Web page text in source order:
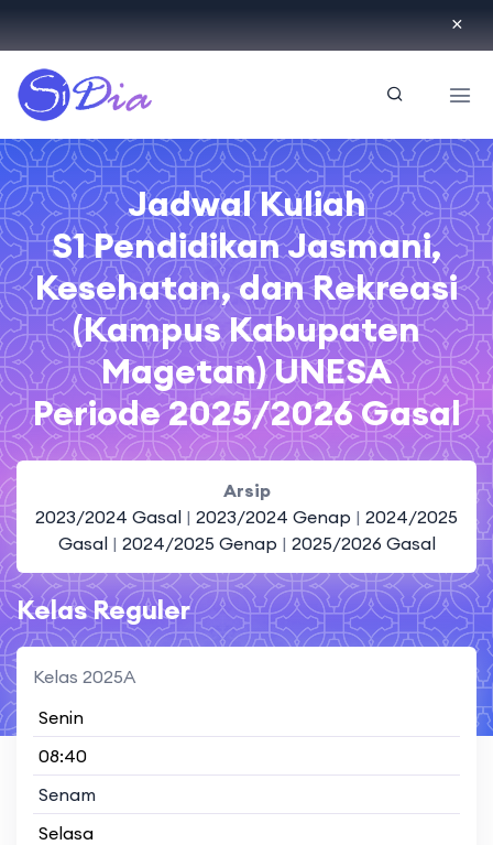
ID
Jadwal Kuliah
S1 Pendidikan Jasmani,
Kesehatan, dan Rekreasi
(Kampus Kabupaten
Magetan) UNESA
Periode 2025/2026 Gasal
Arsip
2023/2024 Gasal | 2023/2024 Genap | 2024/2025
Gasal| 2024/2025 Genap | 2025/2026 Gasal
Kelas Reguler
Kelas 2025A
Senin
08:40
Senam
Selasa